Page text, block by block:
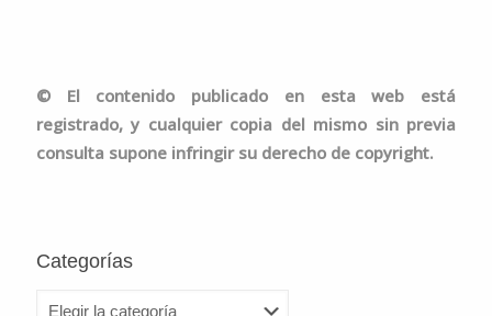
© El contenido publicado en esta web está
registrado, y cualquier copia del mismo sin previa
consulta supone infringir su derecho de copyright.
Categorías
Categorías